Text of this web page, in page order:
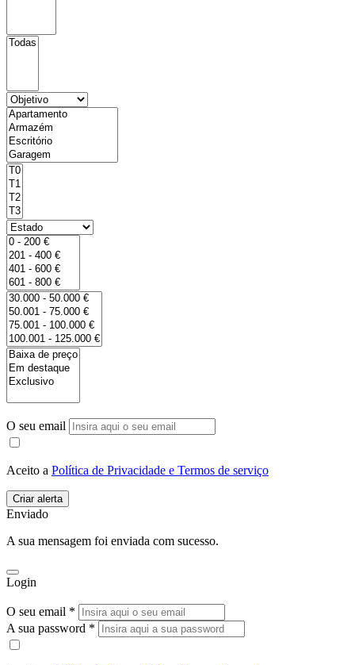
O seu email
Aceito a Política de Privacidade e Termos de serviço
Enviado
A sua mensagem foi enviada com sucesso.
Login
O seu email *
A sua password *